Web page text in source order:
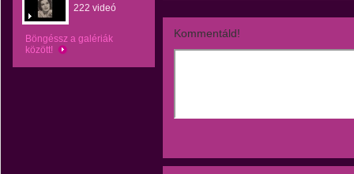
222 videó
Böngéssz a galériák
között!
Kommentáld!